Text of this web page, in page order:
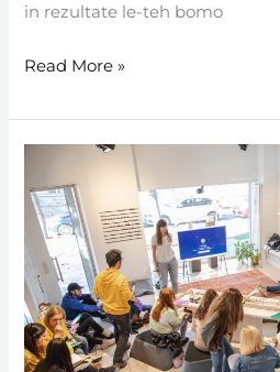
in rezultate le-teh bomo
Read More »
Erasmus+
aktivnosti